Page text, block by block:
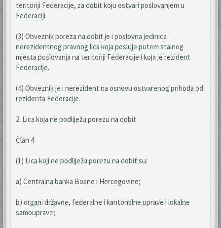
teritoriji Federacije, za dobit koju ostvari poslovanjem u
Federaciji.
(3) Obveznik poreza na dobit je i poslovna jedinica
nerezidentnog pravnog lica koja posluje putem stalnog
mjesta poslovanja na teritoriji Federacije i koja je rezident
Federacije.
(4) Obveznik je i nerezident na osnovu ostvarenog prihoda od
rezidenta Federacije.
2. Lica koja ne podliježu porezu na dobit
Član 4
(1) Lica koji ne podliježu porezu na dobit su:
a) Centralna banka Bosne i Hercegovine;
b) organi državne, federalne i kantonalne uprave i lokalne
samouprave;